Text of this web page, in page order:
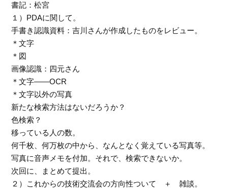
書記：松宮
１）PDAに関して。
手書き認識資料：吉川さんが作成したものをレビュー。
＊文字
＊図
画像認識：四元さん
＊文字――OCR
＊文字以外の写真
新たな検索方法はないだろうか？
色検索？
移っている人の数。
何千枚、何万枚の中から、なんとなく覚えている写真等。
写真に音声メモを付加。それで、検索できないか。
次回に、まとめて提出。
２）これからの技術交流会の方向性ついて ＋ 雑談。